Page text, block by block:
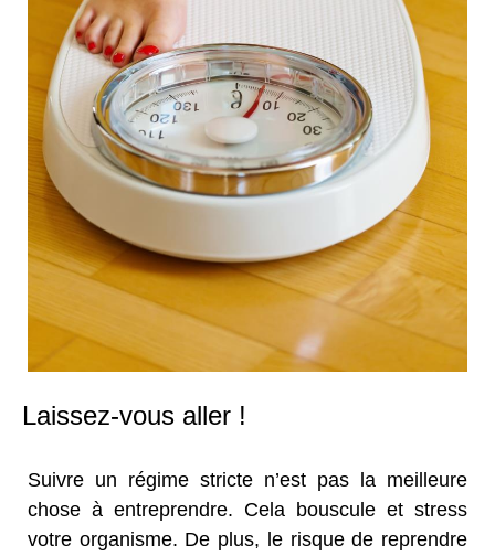
Laissez-vous aller !
Suivre un régime stricte n’est pas la meilleure
chose à entreprendre. Cela bouscule et stress
votre organisme. De plus, le risque de reprendre